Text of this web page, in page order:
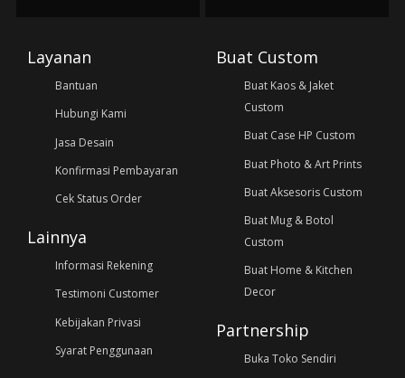
Layanan
Bantuan
Hubungi Kami
Jasa Desain
Konfirmasi Pembayaran
Cek Status Order
Lainnya
Informasi Rekening
Testimoni Customer
Kebijakan Privasi
Syarat Penggunaan
Buat Custom
Buat Kaos & Jaket
Custom
Buat Case HP Custom
Buat Photo & Art Prints
Buat Aksesoris Custom
Buat Mug & Botol
Custom
Buat Home & Kitchen
Decor
Partnership
Buka Toko Sendiri